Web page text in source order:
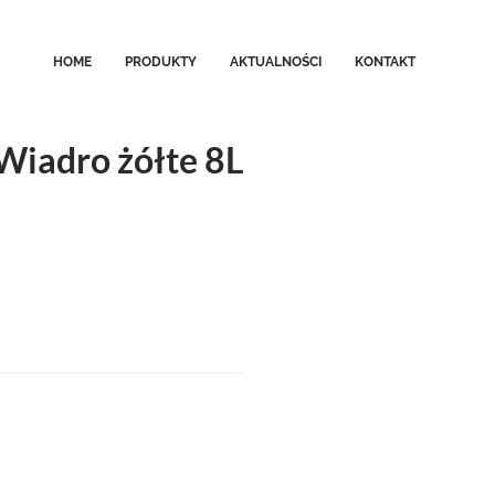
HOME PRODUKTY AKTUALNOŚCI KONTAKT
żółte 8L